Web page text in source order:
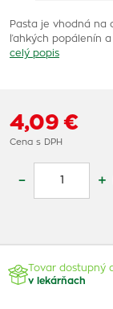
Pasta je vhodná na
ľahkých popálenín
celý popis
4,09 €
Cena s DPH
– +
Tovar dostupný
v lekárňach